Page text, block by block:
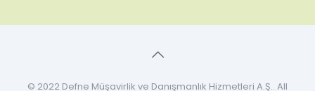
© 2022 Defne Müşavirlik ve Danışmanlık Hizmetleri A.Ş.. All